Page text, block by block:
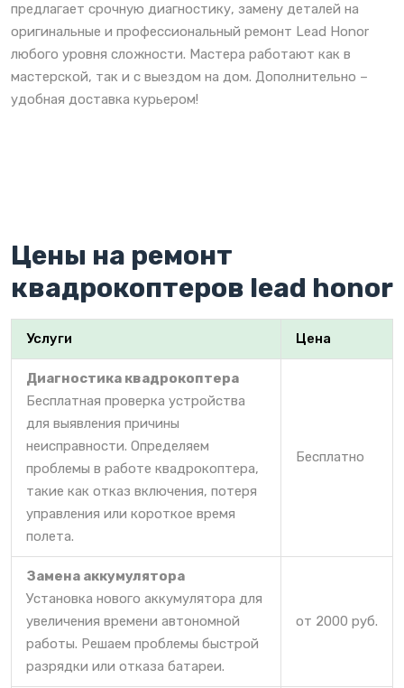
предлагает срочную диагностику, замену деталей на
оригинальные и профессиональный ремонт Lead Honor
любого уровня сложности. Мастера работают как в
мастерской, так и с выездом на дом. Дополнительно –
удобная доставка курьером!
Цены на ремонт
квадрокоптеров lead honor
Услуги Цена
Диагностика квадрокоптера
Бесплатная проверка устройства
для выявления причины
неисправности. Определяем
проблемы в работе квадрокоптера,
такие как отказ включения, потеря
управления или короткое время
полета.
Бесплатно
Замена аккумулятора
Установка нового аккумулятора для
увеличения времени автономной
работы. Решаем проблемы быстрой
разрядки или отказа батареи.
от 2000 руб.